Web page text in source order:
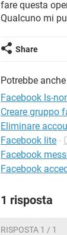
fare questa
Qualcuno mi
Share
Potrebbe
Facebook ls-
Creare gruppo
Eliminare
Facebook lite -
Facebook
Facebook
1 risposta
RISPOSTA 1 / 1